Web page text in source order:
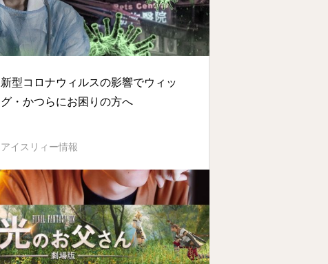
新型コロナウィルスの影響でウィッ
グ・かつらにお困りの方へ
アイスリィー情報